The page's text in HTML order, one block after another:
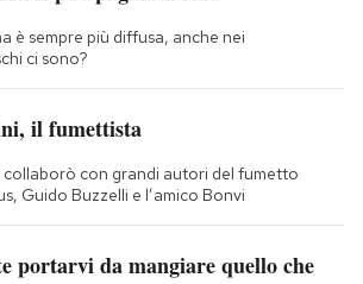
è sempre più diffusa, anche nei
ci sono?
il fumettista
collaborò con grandi autori del fumetto
Guido Buzzelli e l’amico Bonvi
portarvi da mangiare quello che